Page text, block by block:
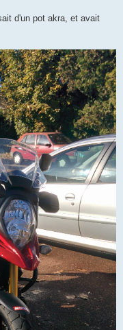
d'un pot akra, et avait